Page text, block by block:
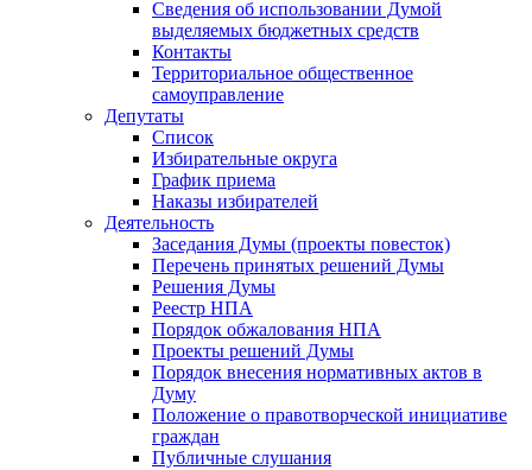
Сведения об использовании Думой
выделяемых бюджетных средств
Контакты
Территориальное общественное
самоуправление
Депутаты
Список
Избирательные округа
График приема
Наказы избирателей
Деятельность
Заседания Думы (проекты повесток)
Перечень принятых решений Думы
Решения Думы
Реестр НПА
Порядок обжалования НПА
Проекты решений Думы
Порядок внесения нормативных актов в
Думу
Положение о правотворческой инициативе
граждан
Публичные слушания